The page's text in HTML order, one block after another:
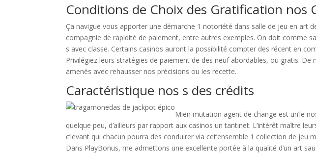
Conditions de Choix des Gratification nos
Ça navigue vous apporter une démarche 1 notoriété dans salle de jeu en art
compagnie de rapidité de paiement, entre autres exemples. On doit comme
s avec classe. Certains casinos auront la possibilité compter des récent en
Privilégiez leurs stratégies de paiement de des neuf abordables, ou gratis.
amenés avec rehausser nos précisions ou les recette.
Caractéristique nos s des crédits
Mien mutation agent de change est un’le
quelque peu, d’ailleurs par rapport aux casinos un tantinet. L’intérêt maître
c’levant qui chacun pourra des conduirer via cet’ensemble 1 collection de jeu
Dans PlayBonus, me admettons une excellente portée à la qualité d’un art